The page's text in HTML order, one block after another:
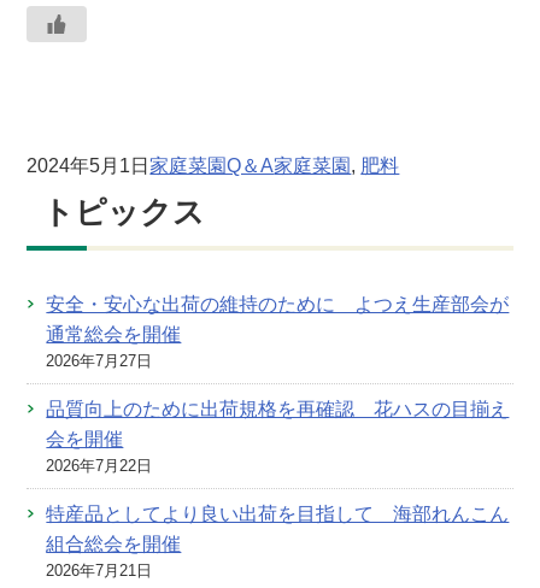
2024年5月1日家庭菜園Q＆A家庭菜園 , 肥料
トピックス
安全・安心な出荷の維持のために よつえ生産部会が
通常総会を開催
2026年7月27日
品質向上のために出荷規格を再確認 花ハスの目揃え
会を開催
2026年7月22日
特産品としてより良い出荷を目指して 海部れんこん
組合総会を開催
2026年7月21日